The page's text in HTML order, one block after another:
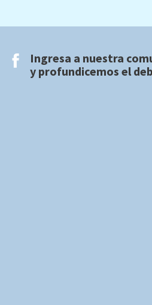
Ingresa a nuestra
y profundicemos el